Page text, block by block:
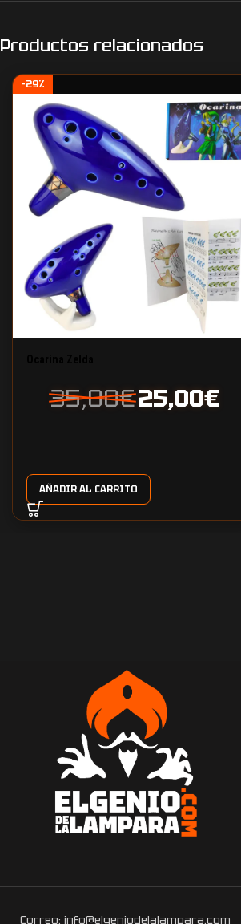
Productos relacionados
-29%
35,00€25,00€
AÑADIR AL CARRITO
Correo: info@elgeniodelalampara.com